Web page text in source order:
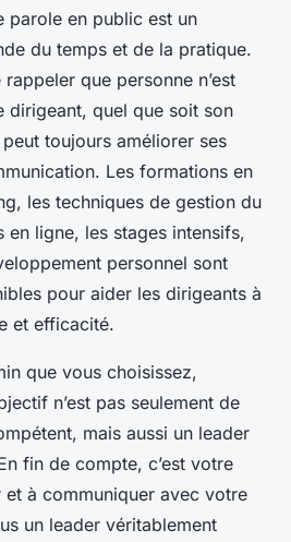
parole en public est un
du temps et de la pratique.
que personne n’est
dirigeant, quel que soit son
toujours améliorer ses
Les formations en
les techniques de gestion du
en ligne, les stages intensifs,
personnel sont
pour aider les dirigeants à
et efficacité.
que vous choisissez,
n’est pas seulement de
mais aussi un leader
fin de compte, c’est votre
à communiquer avec votre
un leader véritablement